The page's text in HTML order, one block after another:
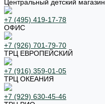
Центральный детский магазин
+7 (495) 419-17-78
ОФИС
+7 (926) 701-79-70
ТРЦ ЕВРОПЕЙСКИЙ
+7 (916) 359-01-05
ТРЦ ОКЕАНИЯ
+7 (929) 630-45-46